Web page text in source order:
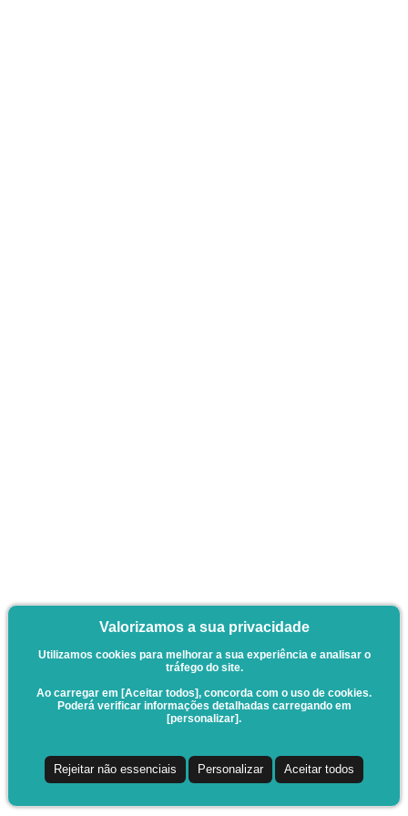
Valorizamos a sua privacidade
Utilizamos cookies para melhorar a sua experiência e analisar o
tráfego do site.
Ao carregar em [Aceitar todos], concorda com o uso de cookies.
Poderá verificar informações detalhadas carregando em
[personalizar].
Rejeitar não essenciais Personalizar Aceitar todos